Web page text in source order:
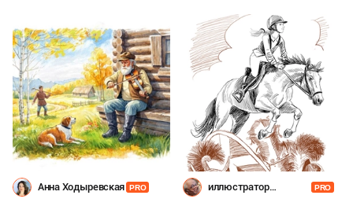
Анна Ходыревская PRO
иллюстратор
PRO